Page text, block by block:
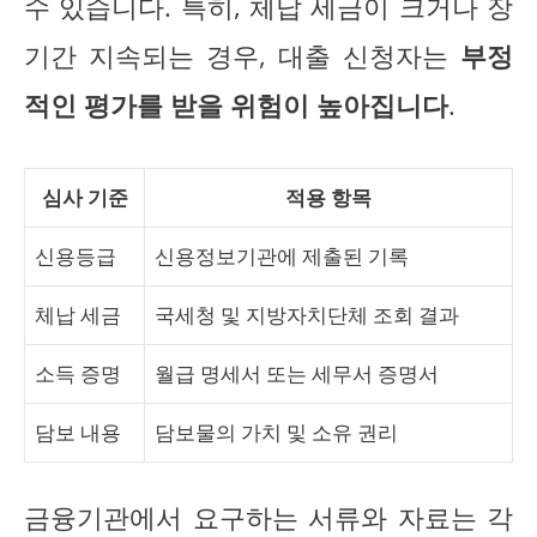
기간 지속되는 경우, 대출 신청자는 부정
적인 평가를 받을 위험이 높아집니다.
심사 기준 적용 항목
신용등급 신용정보기관에 제출된 기록
체납 세금 국세청 및 지방자치단체 조회 결과
소득 증명 월급 명세서 또는 세무서 증명서
담보 내용 담보물의 가치 및 소유 권리
금융기관에서 요구하는 서류와 자료는 각